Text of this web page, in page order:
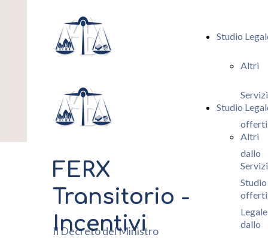
Studio
Altri
Servizi
offerti
dallo
Studio
Legale
Studio
Altri
Servizi
offerti
dallo
FERX
Transitorio -
Incentivi
Il Decreto del Ministro